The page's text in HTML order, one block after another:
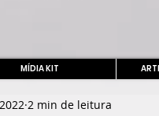
MÍDIA KIT
2 min de leitura